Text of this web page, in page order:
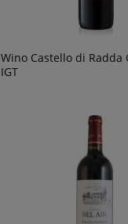
Wino Castello di Radda
IGT